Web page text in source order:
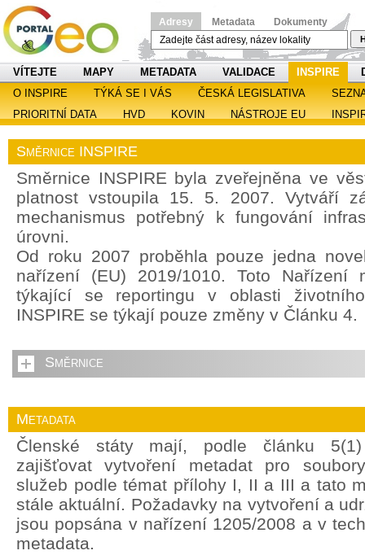
Adresy Metadata Dokumenty
VÍTEJTE MAPY METADATA VALIDACE INSPIRE
O INSPIRE
TÝKÁ SE I VÁS ČESKÁ LEGISLATIVA
PRIORITNÍ DATA
HVD KOVIN NÁSTROJE EU
Směrnice INSPIRE
Směrnice INSPIRE byla zveřejněna ve
platnost vstoupila 15. 5. 2007. Vytváří
mechanismus potřebný k fungování
úrovni.
Od roku 2007 proběhla pouze jedna
nařízení (EU) 2019/1010. Toto Nařízení
týkající se reportingu v oblasti
INSPIRE se týkají pouze změny v Článku 4.
Směrnice
Metadata
Členské státy mají, podle článku 5(1)
zajišťovat vytvoření metadat pro
služeb podle témat přílohy I, II a III a tato
stále aktuální. Požadavky na vytvoření a
jsou popsána v nařízení 1205/2008 a v
metadata.